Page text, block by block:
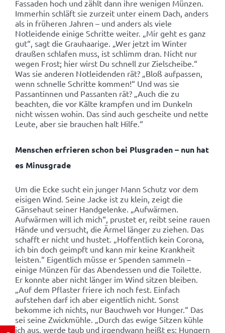
Fassaden hoch und zählt dann ihre wenigen Münzen.
Immerhin schläft sie zurzeit unter einem Dach, anders
als in früheren Jahren – und anders als viele
Notleidende einige Schritte weiter. „Mir geht es ganz
gut“, sagt die Grauhaarige. „Wer jetzt im Winter
draußen schlafen muss, ist schlimm dran. Nicht nur
wegen Frost; hier wirst Du schnell zur Zielscheibe.“
Was sie anderen Notleidenden rät? „Bloß aufpassen,
wenn schnelle Schritte kommen!“ Und was sie
Passantinnen und Passanten rät? „Auch die zu
beachten, die vor Kälte krampfen und im Dunkeln
nicht wissen wohin. Das sind auch gescheite und nette
Leute, aber sie brauchen halt Hilfe.“
Menschen erfrieren schon bei Plusgraden – nun hat
es Minusgrade
Um die Ecke sucht ein junger Mann Schutz vor dem
eisigen Wind. Seine Jacke ist zu klein, zeigt die
Gänsehaut seiner Handgelenke. „Aufwärmen.
Aufwärmen will ich mich“, prustet er, reibt seine rauen
Hände und versucht, die Ärmel länger zu ziehen. Das
schafft er nicht und hustet. „Hoffentlich kein Corona,
ich bin doch geimpft und kann mir keine Krankheit
leisten.“ Eigentlich müsse er Spenden sammeln –
einige Münzen für das Abendessen und die Toilette.
Er konnte aber nicht länger im Wind sitzen bleiben.
„Auf dem Pflaster friere ich noch fest. Einfach
aufstehen darf ich aber eigentlich nicht. Sonst
bekomme ich nichts, nur Bauchweh vor Hunger.“ Das
sei seine Zwickmühle. „Durch das ewige Sitzen kühle
ich aus, werde taub und irgendwann heißt es: Hungern